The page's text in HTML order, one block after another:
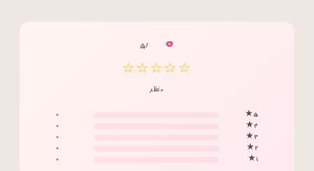
۰ / ۵
☆☆☆☆☆
۰ نظر
۵ ★
۰
۴ ★
۰
۳ ★
۰
۲ ★
۰
۱ ★
۰